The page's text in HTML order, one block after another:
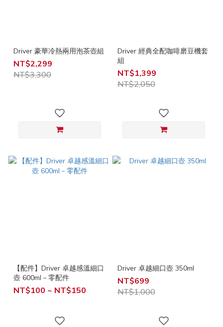
Driver 豪華冷熱兩用泡茶壺組
NT$2,299
NT$3,300
Driver 經典全配咖啡磨豆機套
組
NT$1,399
NT$2,050
【配件】Driver 卓越感溫細口
壺 600ml－零配件
NT$100 ~ NT$150
Driver 卓越細口壺 350ml
NT$699
NT$1,000